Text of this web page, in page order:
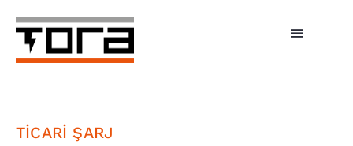
content
Toggle
Şarj Üniteleri
TİCARİ ŞARJ